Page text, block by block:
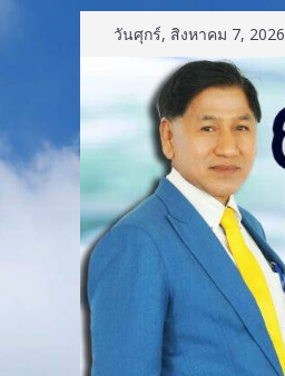
วันศุกร์, สิงหาคม 7, 2026